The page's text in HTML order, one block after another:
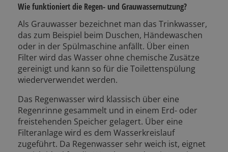
Wie funktioniert die Regen- und Grauwassernutzung?
Als Grauwasser bezeichnet man das Trinkwasser,
das zum Beispiel beim Duschen, Händewaschen
oder in der Spülmaschine anfällt. Über einen
Filter wird das Wasser ohne chemische Zusätze
gereinigt und kann so für die Toilettenspülung
wiederverwendet werden.
Das Regenwasser wird klassisch über eine
Regenrinne gesammelt und in einem Erd- oder
freistehenden Speicher gelagert. Über eine
Filteranlage wird es dem Wasserkreislauf
zugeführt. Da Regenwasser sehr weich ist, eignet